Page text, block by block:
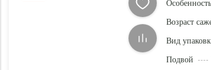
Особенность
Возраст
Вид
Подвой